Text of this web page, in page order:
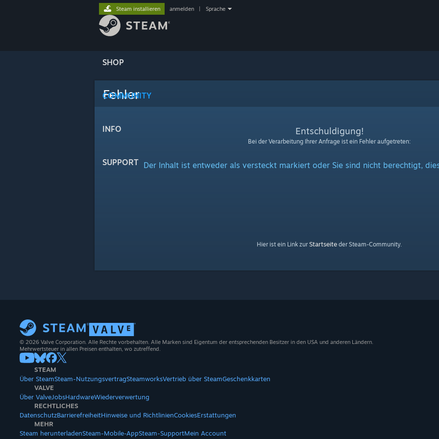
SHOP
COMMUNITY
INFO
SUPPORT
Steam installieren anmelden Sprache
Fehler
Entschuldigung!
Bei der Verarbeitung Ihrer Anfrage ist ein Fehler aufgetreten:
Der Inhalt ist entweder als versteckt markiert oder Sie sind nicht berechtigt,
Hier ist ein Link zurStartseite der Steam-Community.
© 2026 Valve Corporation. Alle Rechte vorbehalten. Alle Marken sind Eigentum der entsprechenden Besitzer in den USA und anderen Ländern.
Mehrwertsteuer in allen Preisen enthalten, wo zutreffend.
STEAM
Über SteamSteam-NutzungsvertragSteamworksVertrieb über SteamGeschenkkarten
VALVE
Über ValveJobsHardwareWiederverwertung
RECHTLICHES
DatenschutzBarrierefreiheitHinweise und RichtlinienCookiesErstattungen
MEHR
Steam herunterladenSteam-Mobile-AppSteam-SupportMein Account